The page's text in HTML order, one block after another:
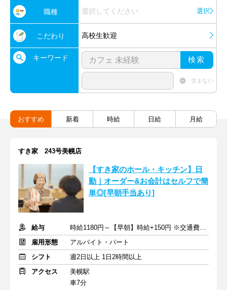
職種 選択してください 選択
こだわり 高校生歓迎
キーワード 検索
含まない
おすすめ 新着 時給 日給 月給
すき家 243号美幌店
【すき家のホール・キッチン】日
勤｜オーダー&お会計はセルフで簡
単◎[早朝手当あり]
給与
時給1180円～【早朝】時給+150円 ※交通費支給
雇用形態
アルバイト・パート
シフト
週2日以上 1日2時間以上
アクセス
美幌駅
車7分